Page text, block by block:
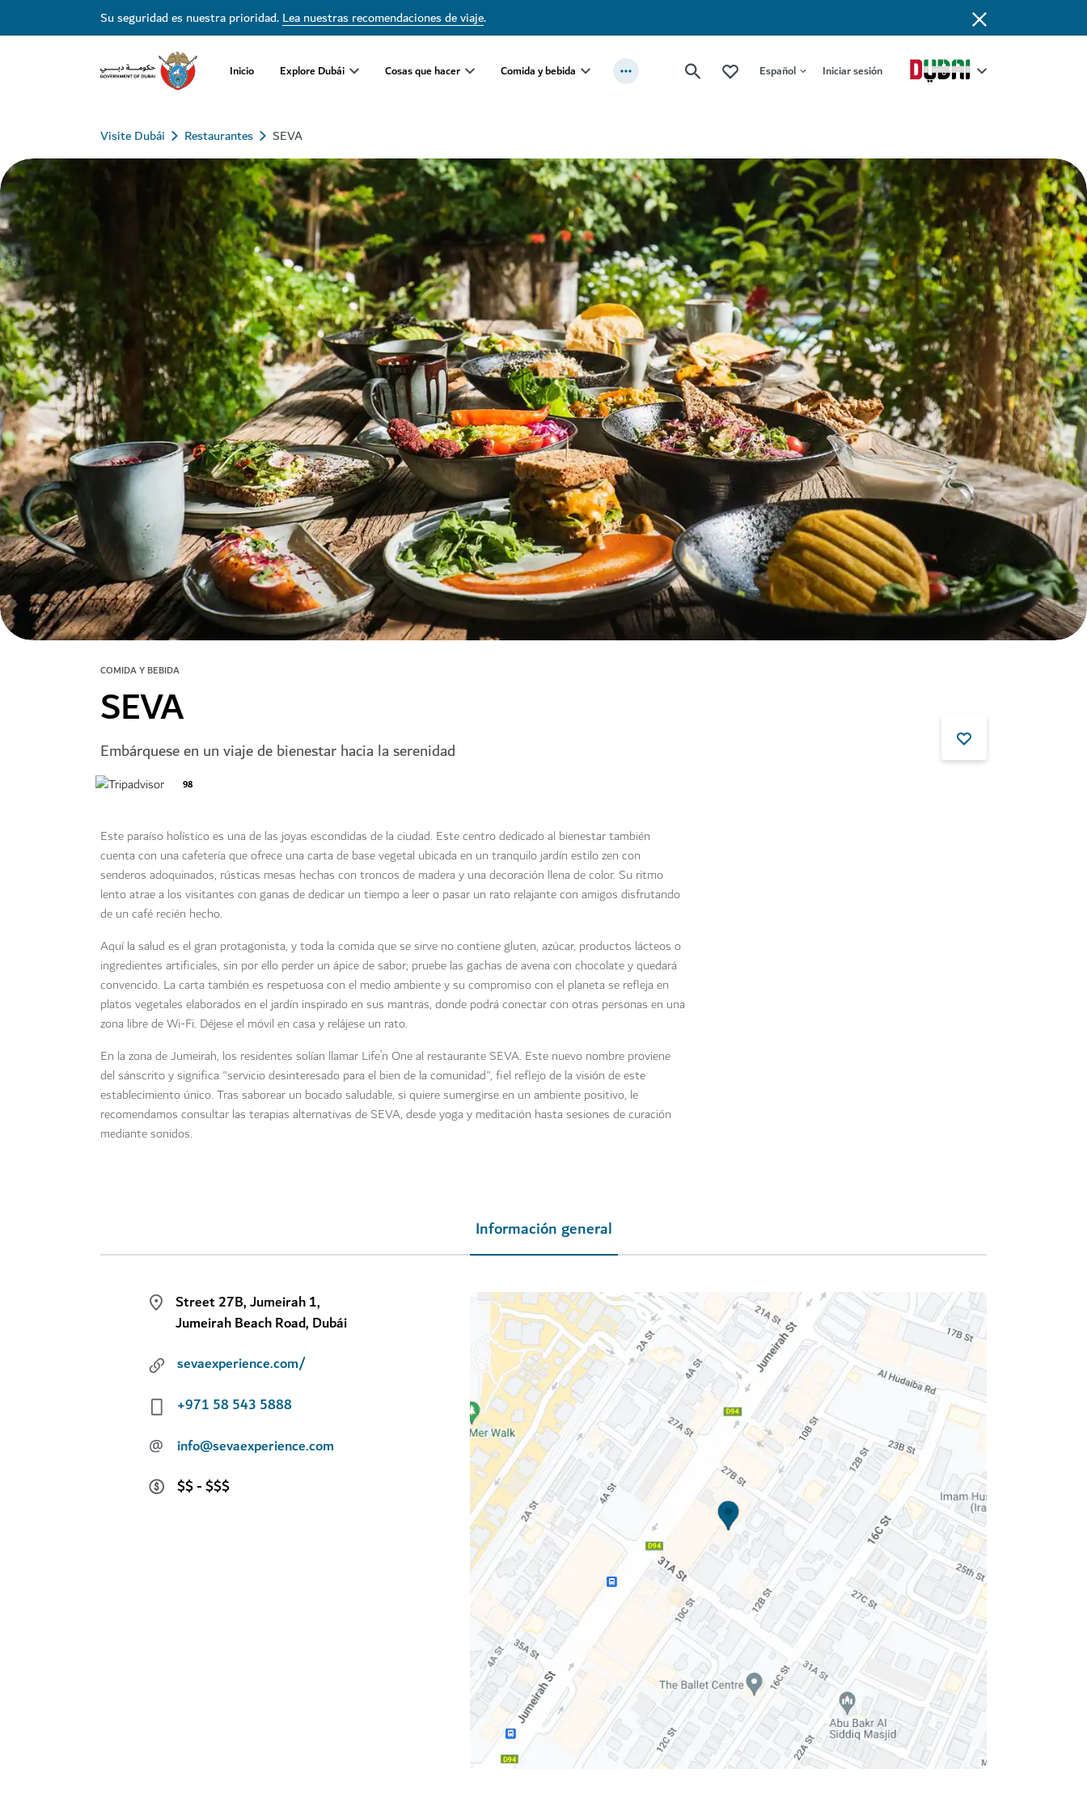
Su seguridad es nuestra prioridad.Lea nuestras recomendaciones de viaje.
Inicio Explore Dubái Cosas que hacer Comida y bebida Español Iniciar sesión
Visite Dubái Restaurantes SEVA
COMIDA Y BEBIDA
SEVA
Embárquese en un viaje de bienestar hacia la serenidad
98
Este paraíso holístico es una de las joyas escondidas de la ciudad. Este centro dedicado al bienestar también
cuenta con una cafetería que ofrece una carta de base vegetal ubicada en un tranquilo jardín estilo zen con
senderos adoquinados, rústicas mesas hechas con troncos de madera y una decoración llena de color. Su ritmo
lento atrae a los visitantes con ganas de dedicar un tiempo a leer o pasar un rato relajante con amigos disfrutando
de un café recién hecho.
Aquí la salud es el gran protagonista, y toda la comida que se sirve no contiene gluten, azúcar, productos lácteos o
ingredientes artificiales, sin por ello perder un ápice de sabor; pruebe las gachas de avena con chocolate y quedará
convencido. La carta también es respetuosa con el medio ambiente y su compromiso con el planeta se refleja en
platos vegetales elaborados en el jardín inspirado en sus mantras, donde podrá conectar con otras personas en una
zona libre de Wi-Fi. Déjese el móvil en casa y relájese un rato.
En la zona de Jumeirah, los residentes solían llamar Life’n One al restaurante SEVA. Este nuevo nombre proviene
del sánscrito y significa "servicio desinteresado para el bien de la comunidad", fiel reflejo de la visión de este
establecimiento único. Tras saborear un bocado saludable, si quiere sumergirse en un ambiente positivo, le
recomendamos consultar las terapias alternativas de SEVA, desde yoga y meditación hasta sesiones de curación
mediante sonidos.
Información general
Street 27B, Jumeirah 1,
Jumeirah Beach Road, Dubái
sevaexperience.com/
+971 58 543 5888
@
info@sevaexperience.com
$$ - $$$